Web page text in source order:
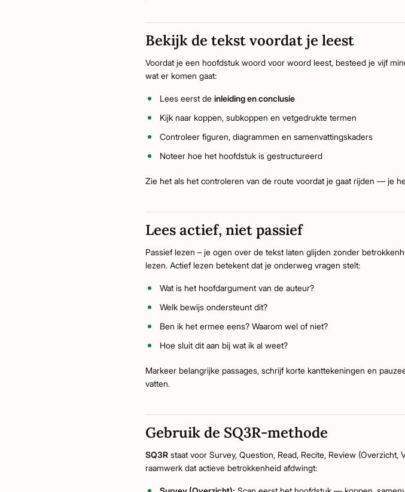
Bekijk de tekst voordat je leest
Voordat je een hoofdstuk woord voor woord leest, besteed je vijf
wat er komen gaat:
Lees eerst de inleiding en conclusie
Kijk naar koppen, subkoppen en vetgedrukte termen
Controleer figuren, diagrammen en samenvattingskaders
Noteer hoe het hoofdstuk is gestructureerd
Zie het als het controleren van de route voordat je gaat rijden — je
Lees actief, niet passief
Passief lezen – je ogen over de tekst laten glijden zonder
lezen. Actief lezen betekent dat je onderweg vragen stelt:
Wat is het hoofdargument van de auteur?
Welk bewijs ondersteunt dit?
Ben ik het ermee eens? Waarom wel of niet?
Hoe sluit dit aan bij wat ik al weet?
Markeer belangrijke passages, schrijf korte kanttekeningen en
vatten.
Gebruik de SQ3R-methode
SQ3R staat voor Survey, Question, Read, Recite, Review
raamwerk dat actieve betrokkenheid afdwingt: